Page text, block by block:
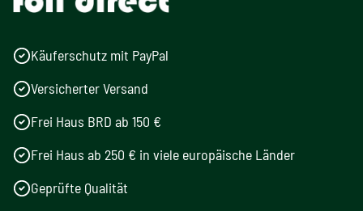
Käuferschutz mit PayPal
Versicherter Versand
Frei Haus BRD ab 150 €
Frei Haus ab 250 € in viele europäische Länder
Geprüfte Qualität